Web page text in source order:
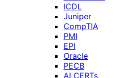
ICDL
Juniper
CompTIA
PMI
EPI
Oracle
PECB
AI CERTs